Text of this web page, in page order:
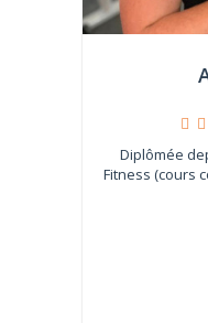
Diplômée
Fitness (cours